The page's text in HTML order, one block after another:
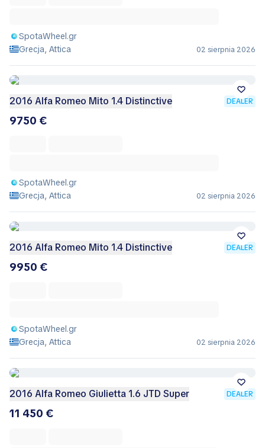
SpotaWheel.gr
Grecja, Attica
02 sierpnia 2026
2016 Alfa Romeo Mito 1.4 Distinctive DEALER
9750 €
SpotaWheel.gr
Grecja, Attica
02 sierpnia 2026
2016 Alfa Romeo Mito 1.4 Distinctive DEALER
9950 €
SpotaWheel.gr
Grecja, Attica
02 sierpnia 2026
2016 Alfa Romeo Giulietta 1.6 JTD Super DEALER
11 450 €